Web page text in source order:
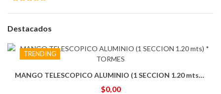
Destacados
TRENDING
MANGO TELESCOPICO ALUMINIO (1 SECCION 1.20 mts) * TORMES
$0,00